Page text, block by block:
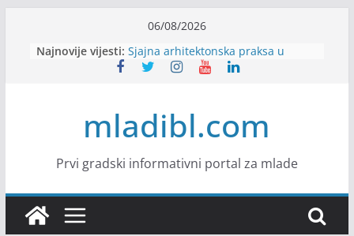
content
06/08/2026
Najnovije vijesti: Sjajna arhitektonska praksa u
Švajcarskoj
Body Factory zapošljava
Alter Ego zapošljava
mladibl.com
Prvi gradski informativni portal za mlade